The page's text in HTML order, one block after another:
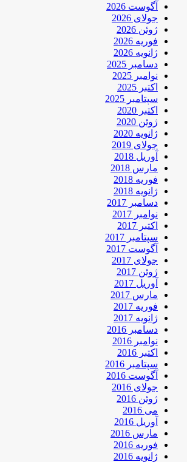
آگوست 2026
جولای 2026
ژوئن 2026
فوریه 2026
ژانویه 2026
دسامبر 2025
نوامبر 2025
اکتبر 2025
سپتامبر 2025
اکتبر 2020
ژوئن 2020
ژانویه 2020
جولای 2019
آوریل 2018
مارس 2018
فوریه 2018
ژانویه 2018
دسامبر 2017
نوامبر 2017
اکتبر 2017
سپتامبر 2017
آگوست 2017
جولای 2017
ژوئن 2017
آوریل 2017
مارس 2017
فوریه 2017
ژانویه 2017
دسامبر 2016
نوامبر 2016
اکتبر 2016
سپتامبر 2016
آگوست 2016
جولای 2016
ژوئن 2016
می 2016
آوریل 2016
مارس 2016
فوریه 2016
ژانویه 2016